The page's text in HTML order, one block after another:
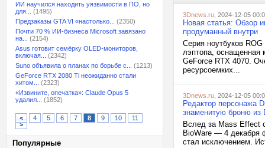
ИИ научился находить уязвимости в ПО, но
для...
(1495)
Предзаказы GTA VI «настолько...
(2350)
Почти 70 % ИИ-бизнеса Microsoft завязано
на...
(2154)
Asus готовит семёрку OLED-мониторов,
включая...
(2342)
Suno объявила о планах по борьбе с...
(1213)
GeForce RTX 2080 Ti неожиданно стали
хитом...
(2323)
«Извините, опечатка»: Claude Opus 5
удалил...
(1852)
< 4 5 6 7 8 9 10
11
>
Популярные
3Dnews.ru , 2024-12-05
Новая статья: Обзор
продуманный внутри
Серия ноутбуков
лэптопа, оснащенная
GeForce RTX 4070.
ресурсоемких...
3Dnews.ru , 2024-12-05
Редактор персонажа
знаменитую броню из
Вслед за Mass Effect
BioWare — 4 декабря
стал исключением.